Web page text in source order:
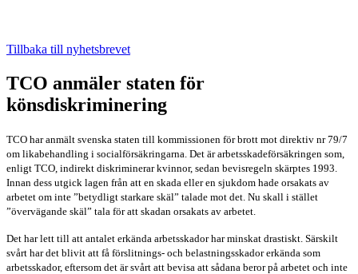
Tillbaka till nyhetsbrevet
TCO anmäler staten för
könsdiskriminering
TCO har anmält svenska staten till kommissionen för brott mot direktiv nr 79/7
om likabehandling i socialförsäkringarna. Det är arbetsskadeförsäkringen som,
enligt TCO, indirekt diskriminerar kvinnor, sedan bevisregeln skärptes 1993.
Innan dess utgick lagen från att en skada eller en sjukdom hade orsakats av
arbetet om inte ”betydligt starkare skäl” talade mot det. Nu skall i stället
”övervägande skäl” tala för att skadan orsakats av arbetet.
Det har lett till att antalet erkända arbetsskador har minskat drastiskt. Särskilt
svårt har det blivit att få förslitnings- och belastningsskador erkända som
arbetsskador, eftersom det är svårt att bevisa att sådana beror på arbetet och inte